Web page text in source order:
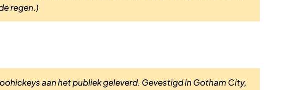
regen.)
aan het publiek geleverd. Gevestigd in Gotham City,